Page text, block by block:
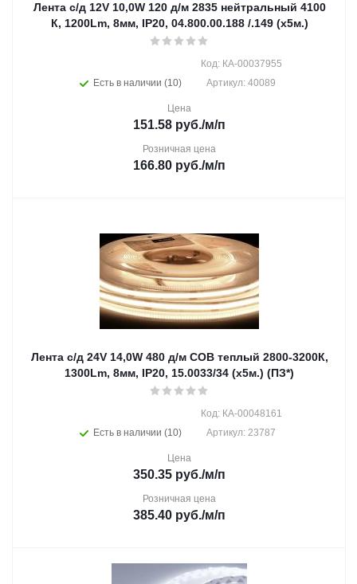
Лента с/д 12V 10,0W 120 д/м 2835 нейтральный 4100
К, 1200Lm, 8мм, IP20, 04.800.00.188 /.149 (х5м.)
Есть в наличии (10)
Код: КА-00037955
Артикул: 40089
Цена
151.58 руб./м/п
Розничная цена
166.80 руб./м/п
Лента с/д 24V 14,0W 480 д/м СОВ теплый 2800-3200К,
1300Lm, 8мм, IP20, 15.0033/34 (х5м.) (ПЗ*)
Есть в наличии (10)
Код: КА-00048161
Артикул: 23787
Цена
350.35 руб./м/п
Розничная цена
385.40 руб./м/п